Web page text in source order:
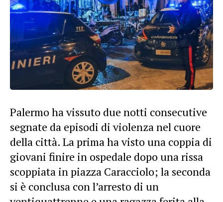
Palermo ha vissuto due notti consecutive
segnate da episodi di violenza nel cuore
della città. La prima ha visto una coppia di
giovani finire in ospedale dopo una rissa
scoppiata in piazza Caracciolo; la seconda
si è conclusa con l’arresto di un